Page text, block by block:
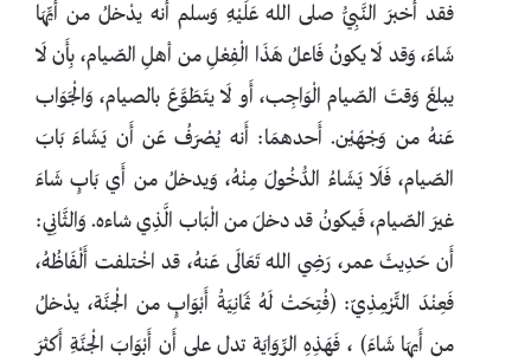
فقد أخبرَ النَّبِيُّ صلى الله عَلَيْهِ وَسلم أَنه يدْخلُ من أَيِّهَا
شَاءَ، وَقد لَا يكونُ فَاعلُ هَذَا الْفِعْلِ من أهلِ الصّيام، بِأَن لَا
يبلغَ وَقتَ الصّيام الْوَاجِب، أَو لَا يتَطَوَّعَ بالصيام، وَالْجَوَاب
عَنهُ من وَجْهَيْن. أَحدهمَا: أَنه يُصْرَفُ عَن أَن يَشَاءَ بَابَ
الصّيام، فَلَا يَشَاءُ الدُّخُولَ مِنْهُ، وَيدخلُ من أَي بَابٍ شَاءَ
غيرَ الصّيام، فَيكونُ قد دخلَ من الْبَاب الَّذِي شاءه. وَالثَّانِي:
أَن حَدِيثَ عمر، رَضِي الله تَعَالَى عَنهُ، قد اخْتلفت أَلْفَاظُهُ،
فَعِنْدَ التِّرْمِذِيّ: (فُتِحَتْ لَهُ ثَمَانِيَةُ أَبْوَابٍ من الْجنَّة، يدْخلُ
من أَيهَا شَاءَ) ، فَهَذِهِ الرِّوَايَة تدل على أَن أَبْوَابَ الْجنَّةِ أَكثرَ